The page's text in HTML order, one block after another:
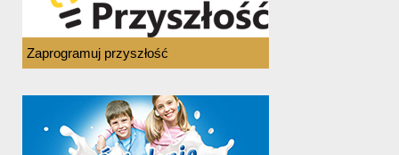
Zaprogramuj przyszłość